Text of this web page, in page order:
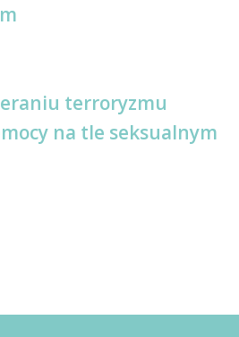
terroryzmu
na tle seksualnym